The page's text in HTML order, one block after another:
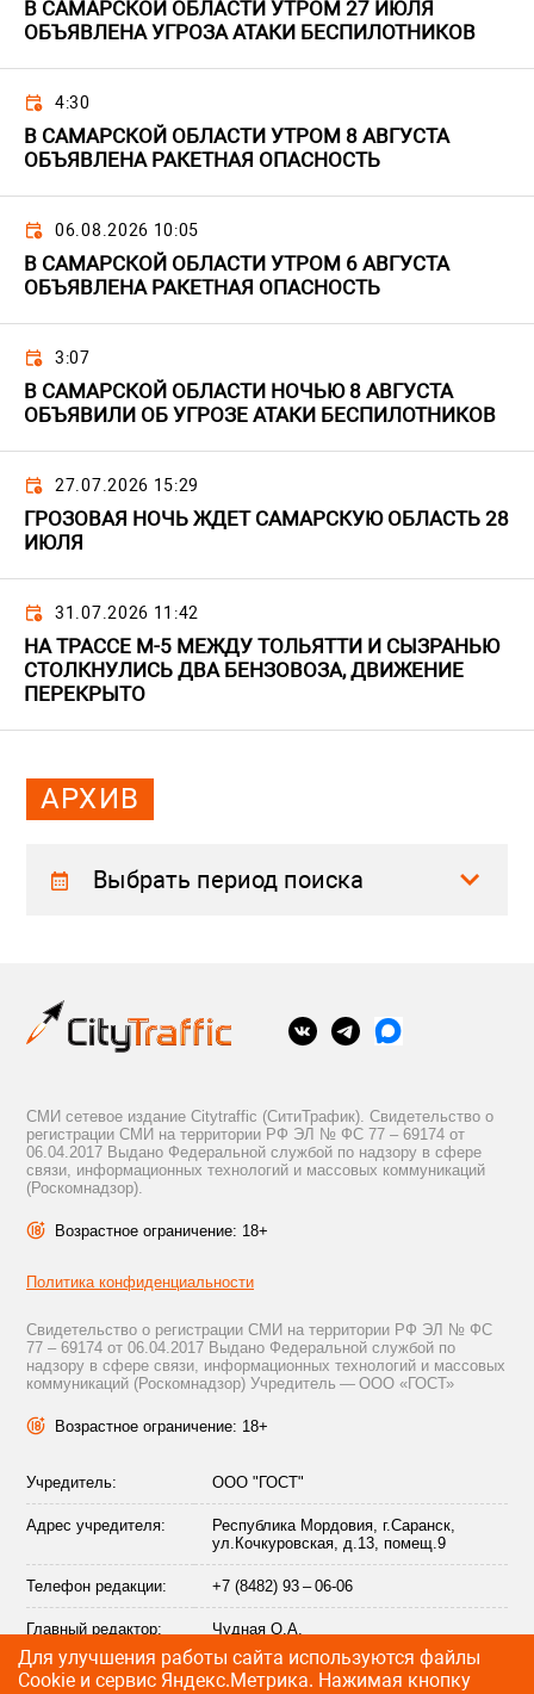
В САМАРСКОЙ ОБЛАСТИ УТРОМ 27 ИЮЛЯ
ОБЪЯВЛЕНА УГРОЗА АТАКИ БЕСПИЛОТНИКОВ
4:30
В САМАРСКОЙ ОБЛАСТИ УТРОМ 8 АВГУСТА
ОБЪЯВЛЕНА РАКЕТНАЯ ОПАСНОСТЬ
06.08.2026 10:05
В САМАРСКОЙ ОБЛАСТИ УТРОМ 6 АВГУСТА
ОБЪЯВЛЕНА РАКЕТНАЯ ОПАСНОСТЬ
3:07
В САМАРСКОЙ ОБЛАСТИ НОЧЬЮ 8 АВГУСТА
ОБЪЯВИЛИ ОБ УГРОЗЕ АТАКИ БЕСПИЛОТНИКОВ
27.07.2026 15:29
ГРОЗОВАЯ НОЧЬ ЖДЕТ САМАРСКУЮ ОБЛАСТЬ 28
ИЮЛЯ
31.07.2026 11:42
НА ТРАССЕ М-5 МЕЖДУ ТОЛЬЯТТИ И СЫЗРАНЬЮ
СТОЛКНУЛИСЬ ДВА БЕНЗОВОЗА, ДВИЖЕНИЕ
ПЕРЕКРЫТО
АРХИВ
Выбрать период поиска
СМИ сетевое издание Citytraffic (СитиТрафик). Свидетельство о
регистрации СМИ на территории РФ ЭЛ № ФС 77 – 69174 от
06.04.2017 Выдано Федеральной службой по надзору в сфере
связи, информационных технологий и массовых коммуникаций
(Роскомнадзор).
Возрастное ограничение: 18+
Политика конфиденциальности
Свидетельство о регистрации СМИ на территории РФ ЭЛ № ФС
77 – 69174 от 06.04.2017 Выдано Федеральной службой по
надзору в сфере связи, информационных технологий и массовых
коммуникаций (Роскомнадзор) Учредитель — ООО «ГОСТ»
Возрастное ограничение: 18+
Учредитель: ООО "ГОСТ"
Адрес учредителя:
Республика Мордовия, г.Саранск,
ул.Кочкуровская, д.13, помещ.9
Телефон редакции: +7 (8482) 93 – 06-06
Главный редактор: Чудная О.А.
Адрес электронной
почты редакции:
info@citytraffic.ru
Для улучшения работы сайта используются файлы
Сookie и сервис Яндекс.Метрика. Нажимая кнопку